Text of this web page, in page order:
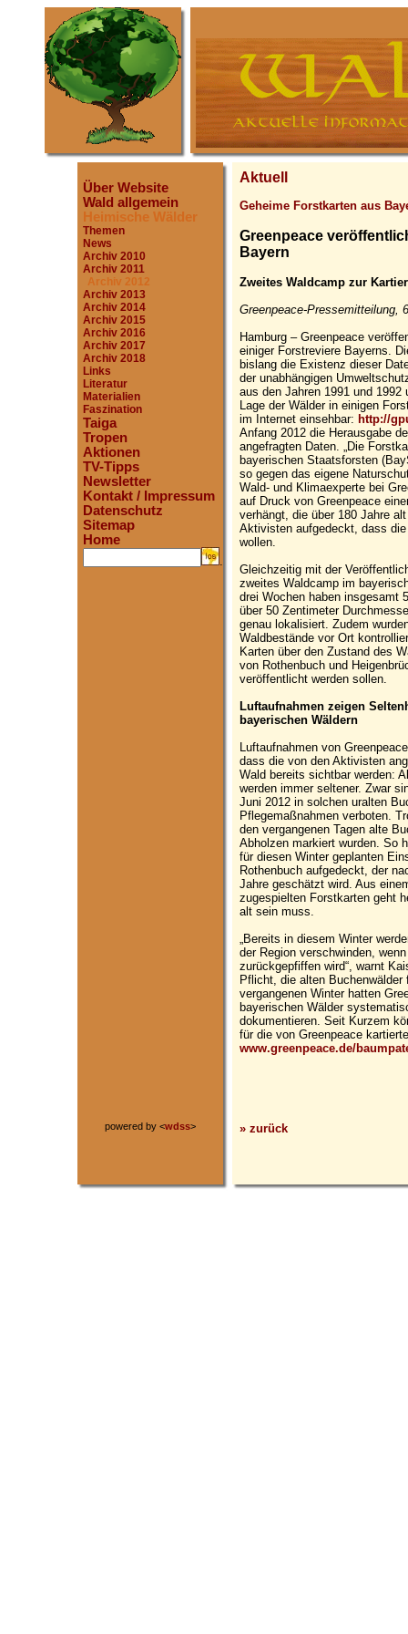
Über Website
Wald allgemein
Heimische Wälder
Themen
News
Archiv 2010
Archiv 2011
Archiv 2012
Archiv 2013
Archiv 2014
Archiv 2015
Archiv 2016
Archiv 2017
Archiv 2018
Links
Literatur
Materialien
Faszination
Taiga
Tropen
Aktionen
TV-Tipps
Newsletter
Kontakt / Impressum
Datenschutz
Sitemap
Home
.
powered by <wdss>
Aktuell
Geheime Forstkarten aus
Greenpeace
Bayern
Zweites Waldcamp zur
Greenpeace-Pressemitteilung,
Hamburg – Greenpeace
einiger Forstreviere Bayerns.
bislang die Existenz dieser
der unabhängigen
aus den Jahren 1991 und
Lage der Wälder in einigen
im Internet einsehbar: http://
Anfang 2012 die Herausgabe
angefragten Daten. „Die
bayerischen Staatsforsten
so gegen das eigene
Wald- und Klimaexperte bei
auf Druck von Greenpeace
verhängt, die über 180 Jahre
Aktivisten aufgedeckt, dass
wollen.
Gleichzeitig mit der
zweites Waldcamp im
drei Wochen haben insgesamt
über 50 Zentimeter
genau lokalisiert. Zudem
Waldbestände vor Ort
Karten über den Zustand des
von Rothenbuch und
veröffentlicht werden sollen.
Luftaufnahmen zeigen
bayerischen Wäldern
Luftaufnahmen von
dass die von den Aktivisten
Wald bereits sichtbar werden:
werden immer seltener. Zwar
Juni 2012 in solchen uralten
Pflegemaßnahmen verboten.
den vergangenen Tagen alte
Abholzen markiert wurden. So
für diesen Winter geplanten
Rothenbuch aufgedeckt, der
Jahre geschätzt wird. Aus
zugespielten Forstkarten geht
alt sein muss.
„Bereits in diesem Winter
der Region verschwinden,
zurückgepfiffen wird“, warnt
Pflicht, die alten
vergangenen Winter hatten
bayerischen Wälder
dokumentieren. Seit Kurzem
für die von Greenpeace
www.greenpeace.de/
» zurück